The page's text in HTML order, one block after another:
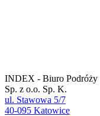
INDEX - Biuro Podróży
Sp. z o.o. Sp. K.
ul. Stawowa 5/7
40-095 Katowice